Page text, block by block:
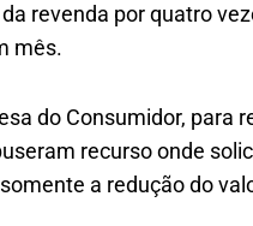
revenda por quatro
mês.
do Consumidor, para
recurso onde
a redução do